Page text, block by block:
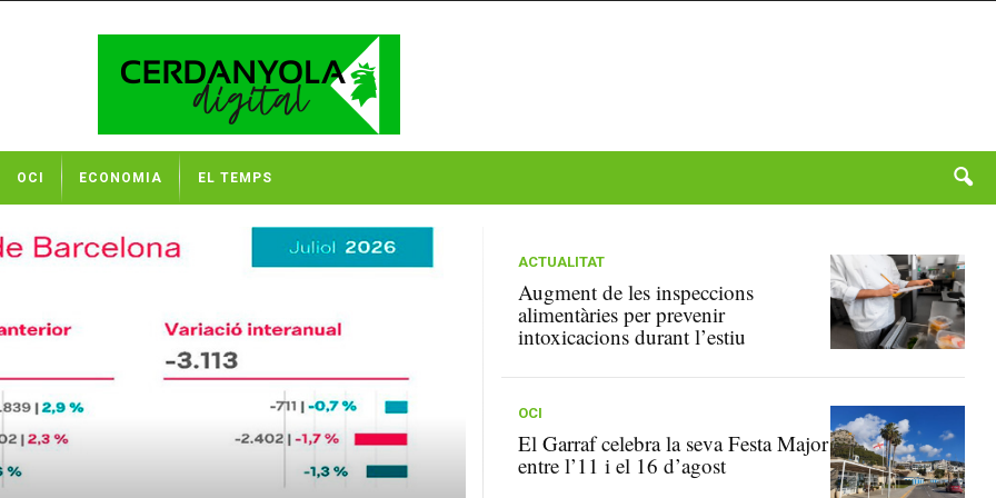
OCI ECONOMIA EL TEMPS
ACTUALITAT
Augment de les inspeccions
alimentàries per prevenir
intoxicacions durant l’estiu
OCI
El Garraf celebra la seva Festa Major
entre l’11 i el 16 d’agost